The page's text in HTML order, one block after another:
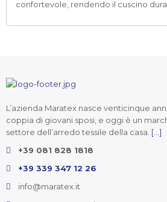
confortevole, rendendo il cuscino
L’azienda Maratex nasce venticinque
coppia di giovani sposi, e oggi è un
settore dell’arredo tessile della casa. [...]
+39 081 828 1818
+39 339 347 12 26
info@maratex.it